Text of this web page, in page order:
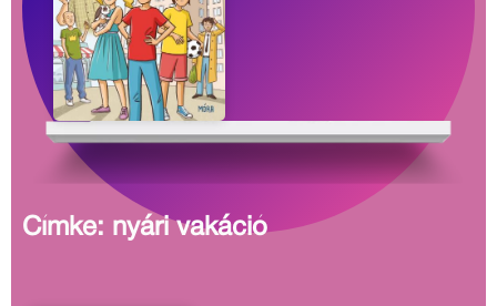
Címke: nyári vakáció